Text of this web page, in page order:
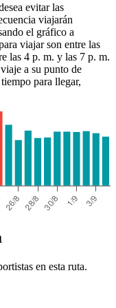
New York, NY
evitar las
viajarán
el gráfico a
viajar son entre las
las 4 p. m. y las 7 p. m.
a su punto de
para llegar,
en esta ruta.